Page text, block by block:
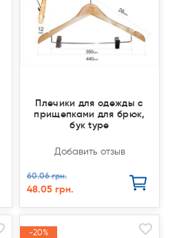
Плечики для одежды с
прищепками для брюк,
бук type
Добавить отзыв
60.06 грн.
48.05 грн.
-20%
-20%